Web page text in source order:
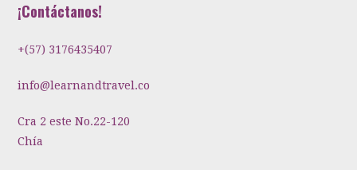
¡Contáctanos!
+(57) 3176435407
info@learnandtravel.co
Cra 2 este No.22-120
Chía